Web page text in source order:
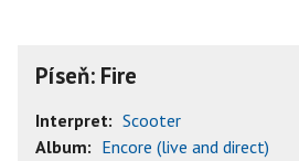
Píseň: Fire
Interpret: Scooter
Album: Encore (live and direct)